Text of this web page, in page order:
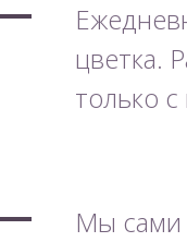
цветка.
только
Мы сами